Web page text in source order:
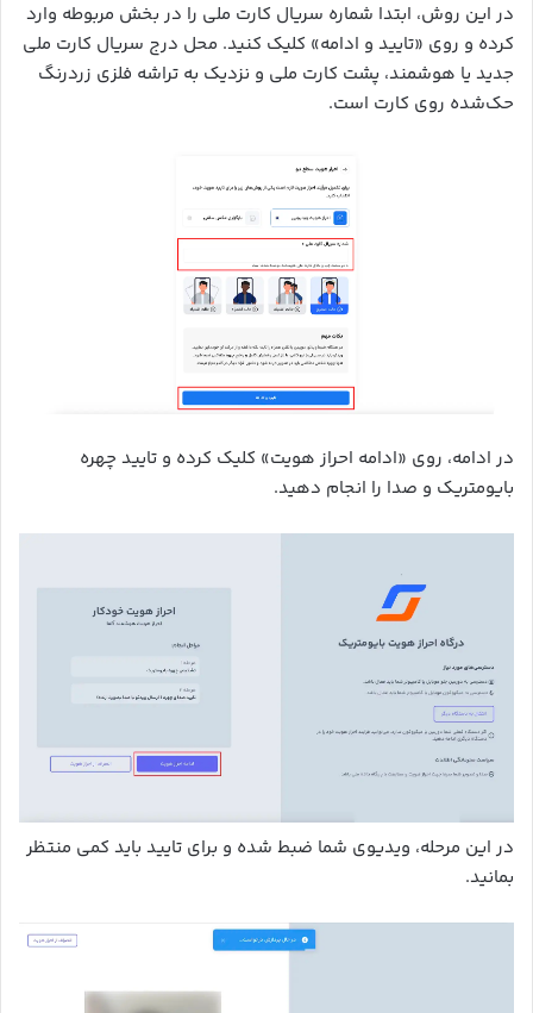
در این روش، ابتدا شماره سریال کارت ملی را در بخش مربوطه وارد
کرده و روی «تایید و ادامه» کلیک کنید. محل درج سریال کارت ملی
جدید یا هوشمند، پشت کارت ملی و نزدیک به تراشه فلزی زردرنگ
حک‌شده روی کارت است.
در ادامه، روی «ادامه احراز هویت» کلیک کرده و تایید چهره
بایومتریک و صدا را انجام دهید.
در این مرحله، ویدیوی شما ضبط شده و برای تایید باید کمی منتظر
بمانید.